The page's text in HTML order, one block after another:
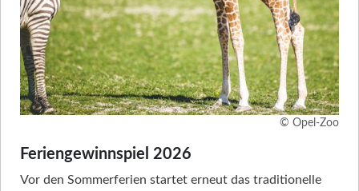
© Opel-Zoo
Feriengewinnspiel 2026
Vor den Sommerferien startet erneut das traditionelle